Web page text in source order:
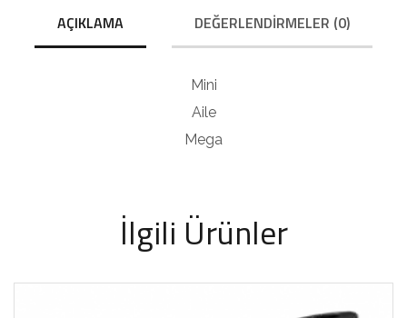
AÇIKLAMA DEĞERLENDIRMELER (0)
Mini
Aile
Mega
İlgili Ürünler